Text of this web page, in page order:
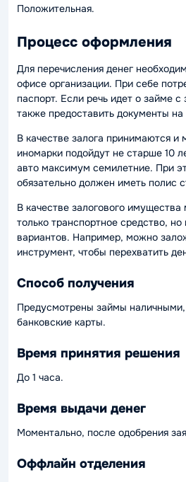
Положительная.
Процесс оформления
Для перечисления денег
офисе организации. При себе
паспорт. Если речь идет о займе с
также предоставить документы
В качестве залога принимаются
иномарки подойдут не старше 10
авто максимум семилетние. При
обязательно должен иметь полис
В качестве залогового
только транспортное средство,
вариантов. Например, можно
инструмент, чтобы перехватить
Способ получения
Предусмотрены займы
банковские карты.
Время принятия решения
До 1 часа.
Время выдачи денег
Моментально, после одобрения
Оффлайн отделения